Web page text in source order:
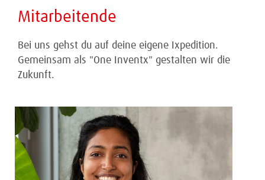
Mitarbeitende
Bei uns gehst du auf deine eigene Ixpedition.
Gemeinsam als "One Inventx" gestalten wir die
Zukunft.